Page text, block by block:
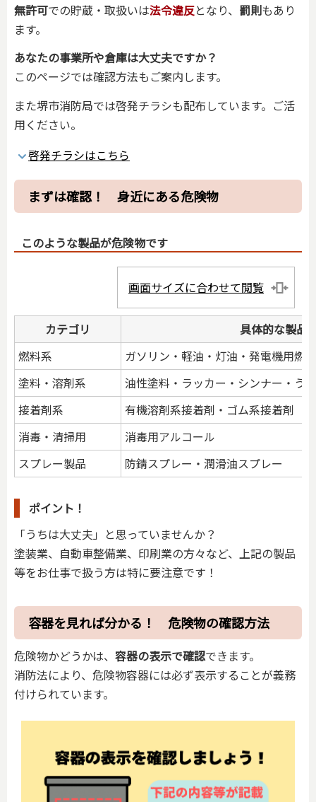
無許可での貯蔵・取扱いは法令違反となり、 罰則もあり
ます。
あなたの事業所や倉庫は大丈夫ですか？
このページでは確認方法もご案内します。
また堺市消防局では啓発チラシも配布しています。ご活
用ください。
啓発チラシはこちら
まずは確認！ 身近にある危険物
このような製品が危険物です
画面サイズに合わせて閲覧
カテゴリ
具体的な製品
燃料系
ガソリン・軽油・灯油・発電機用燃料
塗料・溶剤系
油性塗料・ラッカー・シンナー・う
接着剤系
有機溶剤系接着剤・ゴム系接着剤
消毒・清掃用
消毒用アルコール
スプレー製品
防錆スプレー・潤滑油スプレー
ポイント！
「うちは大丈夫」と思っていませんか？
塗装業、自動車整備業、印刷業の方々など、上記の製品
等をお仕事で扱う方は特に要注意です！
容器を見れば分かる！ 危険物の確認方法
危険物かどうかは、 容器の表示で確認できます。
消防法により、危険物容器には必ず表示することが義務
付けられています。